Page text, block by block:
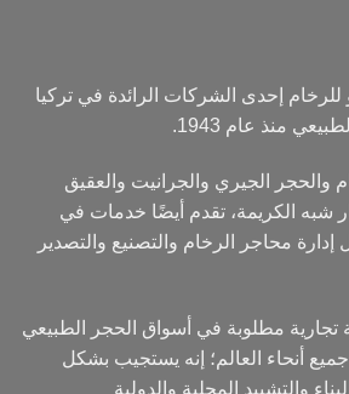
إحدى الشركات الرائدة في تركيا
منذ عام 1943.
والحجر الجيري والجرانيت والعقيق
شبه الكريمة، تقدم أيضًا خدمات في
إدارة محاجر الرخام والتصنيع والتصدير
مطلوبة في أسواق الحجر الطبيعي
أنحاء العالم؛ إنه يستجيب بشكل
والتشييد المحلية والدولية